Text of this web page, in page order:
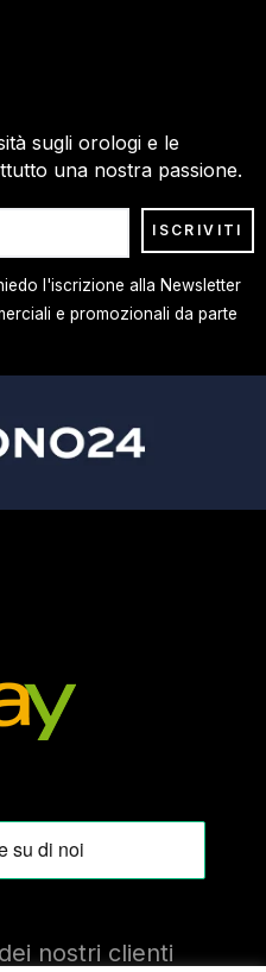
sugli orologi e le
una nostra passione.
l'iscrizione alla Newsletter
e promozionali da parte
nostri clienti